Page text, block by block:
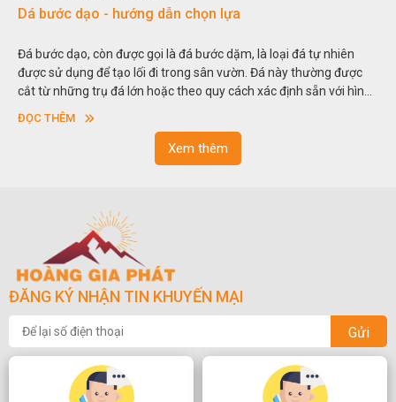
dẫn chọn lựa
gọi là đá bước dặm, là loại đá tự nhiên
đi trong sân vườn. Đá này thường được
theo quy cách xác định sẵn với hình
và có độ dày khác nhau.
Hòn non bộ được biết
thu nhỏ, đưa mô hình
trong các vườn cảnh.
Xem thêm
ĐĂNG KÝ NHẬN TIN KHUYẾN MẠI
Gửi